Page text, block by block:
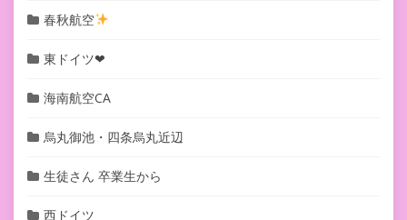
春秋航空
東ドイツ❤︎
海南航空CA
烏丸御池・四条烏丸近辺
生徒さん 卒業生から
西ドイツ